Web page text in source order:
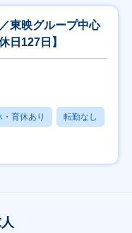
東映グループ中心
日127日】
・育休あり 転勤なし